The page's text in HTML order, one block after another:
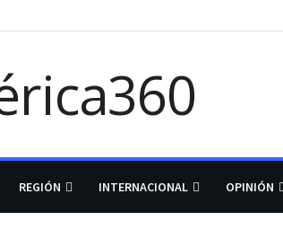
REGIÓN INTERNACIONAL OPINIÓN